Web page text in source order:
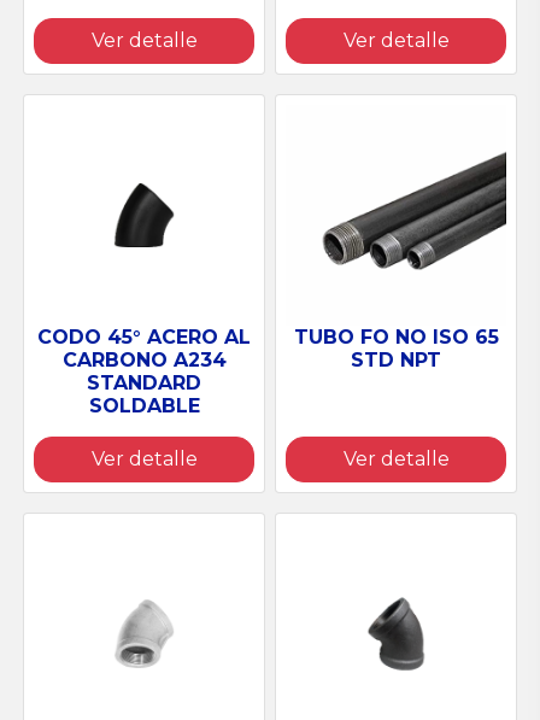
Ver detalle Ver detalle
CODO 45° ACERO AL
CARBONO A234
STANDARD
SOLDABLE
Ver detalle
TUBO FO NO ISO 65
STD NPT
Ver detalle